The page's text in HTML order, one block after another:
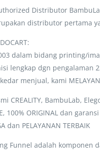
Distributor
distributor pertama
dalam bidang printing/
lengkap dgn pengalaman
menjual, kami
CREALITY, BambuLab,
100% ORIGINAL dan
dan PELAYANAN TERBAIK
Funnel adalah komponen